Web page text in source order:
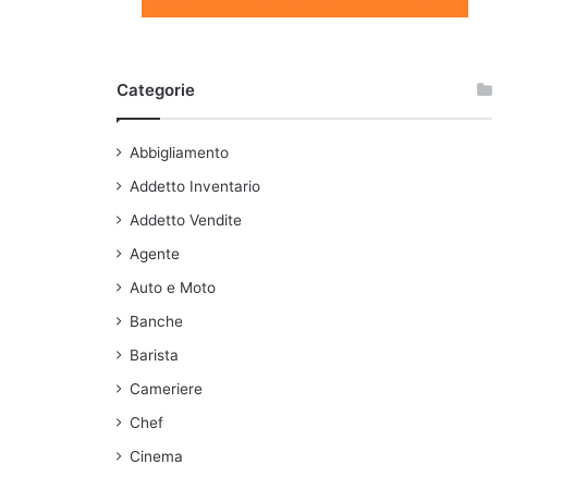
Categorie
Abbigliamento
Addetto Inventario
Addetto Vendite
Agente
Auto e Moto
Banche
Barista
Cameriere
Chef
Cinema